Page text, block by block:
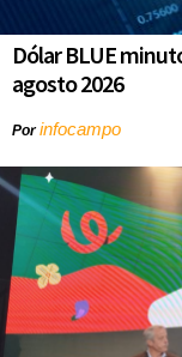
Dólar BLUE
agosto 2026
Porinfocampo